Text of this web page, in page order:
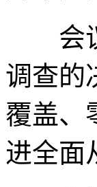
会议
调查的
覆盖、
进全面